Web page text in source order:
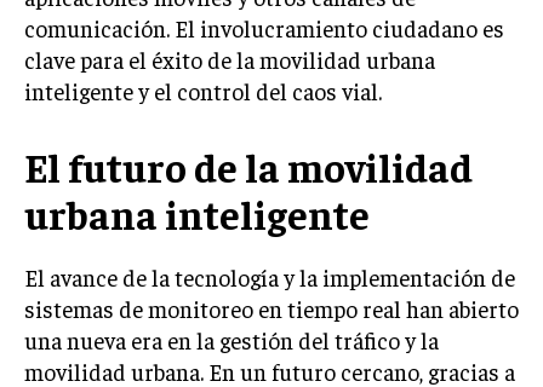
comunicación. El involucramiento ciudadano es
clave para el éxito de la movilidad urbana
inteligente y el control del caos vial.
El futuro de la movilidad
urbana inteligente
El avance de la tecnología y la implementación de
sistemas de monitoreo en tiempo real han abierto
una nueva era en la gestión del tráfico y la
movilidad urbana. En un futuro cercano, gracias a